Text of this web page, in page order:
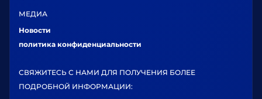
МЕДИА
Новости
политика конфиденциальности
СВЯЖИТЕСЬ С НАМИ ДЛЯ ПОЛУЧЕНИЯ БОЛЕЕ
ПОДРОБНОЙ ИНФОРМАЦИИ: